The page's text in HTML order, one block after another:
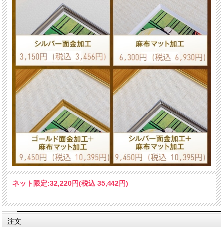
ネット限定:32,220円(税込 35,442円)
注文